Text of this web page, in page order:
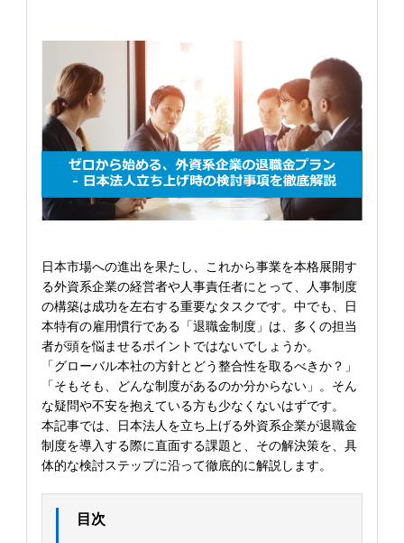
日本市場への進出を果たし、これから事業を本格展開す
る外資系企業の経営者や人事責任者にとって、人事制度
の構築は成功を左右する重要なタスクです。中でも、日
本特有の雇用慣行である「退職金制度」は、多くの担当
者が頭を悩ませるポイントではないでしょうか。
「グローバル本社の方針とどう整合性を取るべきか？」
「そもそも、どんな制度があるのか分からない」。そん
な疑問や不安を抱えている方も少なくないはずです。
本記事では、日本法人を立ち上げる外資系企業が退職金
制度を導入する際に直面する課題と、その解決策を、具
体的な検討ステップに沿って徹底的に解説します。
目次